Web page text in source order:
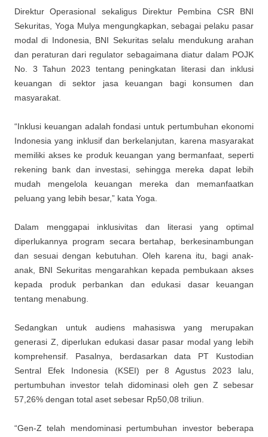
Direktur Operasional sekaligus Direktur Pembina CSR BNI
Sekuritas, Yoga Mulya mengungkapkan, sebagai pelaku pasar
modal di Indonesia, BNI Sekuritas selalu mendukung arahan
dan peraturan dari regulator sebagaimana diatur dalam POJK
No. 3 Tahun 2023 tentang peningkatan literasi dan inklusi
keuangan di sektor jasa keuangan bagi konsumen dan
masyarakat.
“Inklusi keuangan adalah fondasi untuk pertumbuhan ekonomi
Indonesia yang inklusif dan berkelanjutan, karena masyarakat
memiliki akses ke produk keuangan yang bermanfaat, seperti
rekening bank dan investasi, sehingga mereka dapat lebih
mudah mengelola keuangan mereka dan memanfaatkan
peluang yang lebih besar,” kata Yoga.
Dalam menggapai inklusivitas dan literasi yang optimal
diperlukannya program secara bertahap, berkesinambungan
dan sesuai dengan kebutuhan. Oleh karena itu, bagi anak-
anak, BNI Sekuritas mengarahkan kepada pembukaan akses
kepada produk perbankan dan edukasi dasar keuangan
tentang menabung.
Sedangkan untuk audiens mahasiswa yang merupakan
generasi Z, diperlukan edukasi dasar pasar modal yang lebih
komprehensif. Pasalnya, berdasarkan data PT Kustodian
Sentral Efek Indonesia (KSEI) per 8 Agustus 2023 lalu,
pertumbuhan investor telah didominasi oleh gen Z sebesar
57,26% dengan total aset sebesar Rp50,08 triliun.
“Gen-Z telah mendominasi pertumbuhan investor beberapa